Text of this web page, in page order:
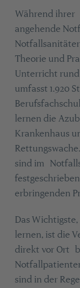
Während
angehende
Theorie und
Unterricht
umfasst 1.920
lernen die
Krankenhaus
sind im
erbringenden
Das
lernen, ist die
direkt vor Ort
sind in der